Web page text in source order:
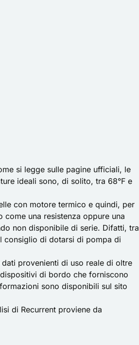
si legge sulle pagine ufficiali, le
ideali sono, di solito, tra 68°F e
con motore termico e quindi, per
come una resistenza oppure una
non disponibile di serie. Difatti, tra
consiglio di dotarsi di pompa di
dati provenienti di uso reale di oltre
di bordo che forniscono
sono disponibili sul sito
di Recurrent proviene da